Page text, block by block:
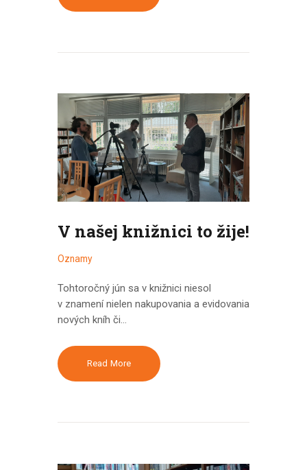
V našej knižnici to žije!
Oznamy
Tohtoročný jún sa v knižnici niesol
v znamení nielen nakupovania a evidovania
nových kníh či…
Read More